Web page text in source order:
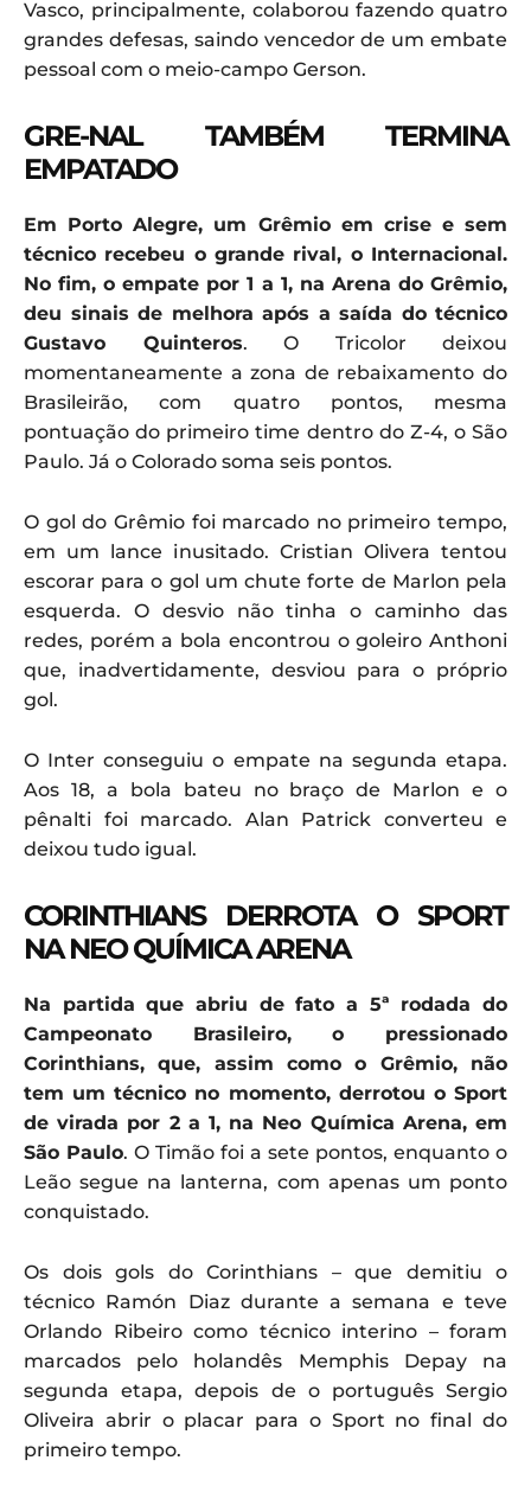
Vasco, principalmente, colaborou fazendo quatro
grandes defesas, saindo vencedor de um embate
pessoal com o meio-campo Gerson.
GRE-NAL TAMBÉM TERMINA
EMPATADO
Em Porto Alegre, um Grêmio em crise e sem
técnico recebeu o grande rival, o Internacional.
No fim, o empate por 1 a 1, na Arena do Grêmio,
deu sinais de melhora após a saída do técnico
Gustavo Quinteros. O Tricolor deixou
momentaneamente a zona de rebaixamento do
Brasileirão, com quatro pontos, mesma
pontuação do primeiro time dentro do Z-4, o São
Paulo. Já o Colorado soma seis pontos.
O gol do Grêmio foi marcado no primeiro tempo,
em um lance inusitado. Cristian Olivera tentou
escorar para o gol um chute forte de Marlon pela
esquerda. O desvio não tinha o caminho das
redes, porém a bola encontrou o goleiro Anthoni
que, inadvertidamente, desviou para o próprio
gol.
O Inter conseguiu o empate na segunda etapa.
Aos 18, a bola bateu no braço de Marlon e o
pênalti foi marcado. Alan Patrick converteu e
deixou tudo igual.
CORINTHIANS DERROTA O SPORT
NA NEO QUÍMICA ARENA
Na partida que abriu de fato a 5ª rodada do
Campeonato Brasileiro, o pressionado
Corinthians, que, assim como o Grêmio, não
tem um técnico no momento, derrotou o Sport
de virada por 2 a 1, na Neo Química Arena, em
São Paulo. O Timão foi a sete pontos, enquanto o
Leão segue na lanterna, com apenas um ponto
conquistado.
Os dois gols do Corinthians – que demitiu o
técnico Ramón Diaz durante a semana e teve
Orlando Ribeiro como técnico interino – foram
marcados pelo holandês Memphis Depay na
segunda etapa, depois de o português Sergio
Oliveira abrir o placar para o Sport no final do
primeiro tempo.